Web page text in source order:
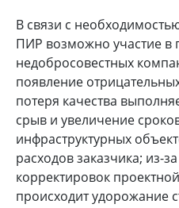
В связи с
ПИР возможно участие в
недобросовестных
появление
потеря качества
срыв и увеличение
инфраструктурных
расходов заказчика; из-
корректировок
происходит удорожание